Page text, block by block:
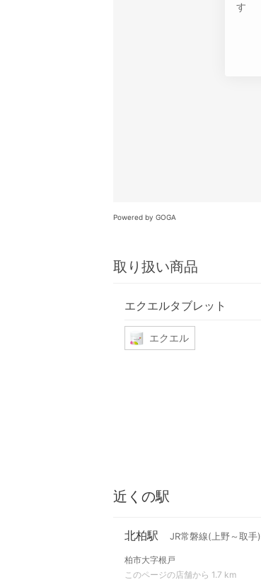
す
Powered by GOGA
取り扱い商品
エクエルタブレット
エクエル
近くの駅
北柏駅 JR常磐線(上野～取手)
柏市大字根戸
このページの店舗から 1.7 km